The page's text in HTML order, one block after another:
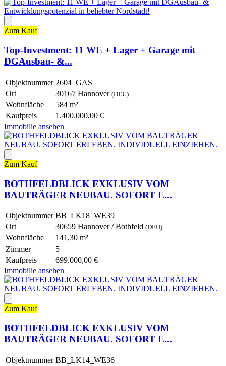
Zum Kauf
Top-Investment: 11 WE + Lager + Garage mit
DGAusbau- &...
Objektnummer 2604_GAS
Ort
30167 Hannover (DEU)
Wohnfläche
584 m²
Kaufpreis
1.400.000,00 €
Immobilie ansehen
Zum Kauf
BOTHFELDBLICK EXKLUSIV VOM
BAUTRÄGER NEUBAU. SOFORT E...
Objektnummer BB_LK18_WE39
Ort
30659 Hannover / Bothfeld (DEU)
Wohnfläche
141,30 m²
Zimmer
5
Kaufpreis
699.000,00 €
Immobilie ansehen
Zum Kauf
BOTHFELDBLICK EXKLUSIV VOM
BAUTRÄGER NEUBAU. SOFORT E...
Objektnummer BB_LK14_WE36